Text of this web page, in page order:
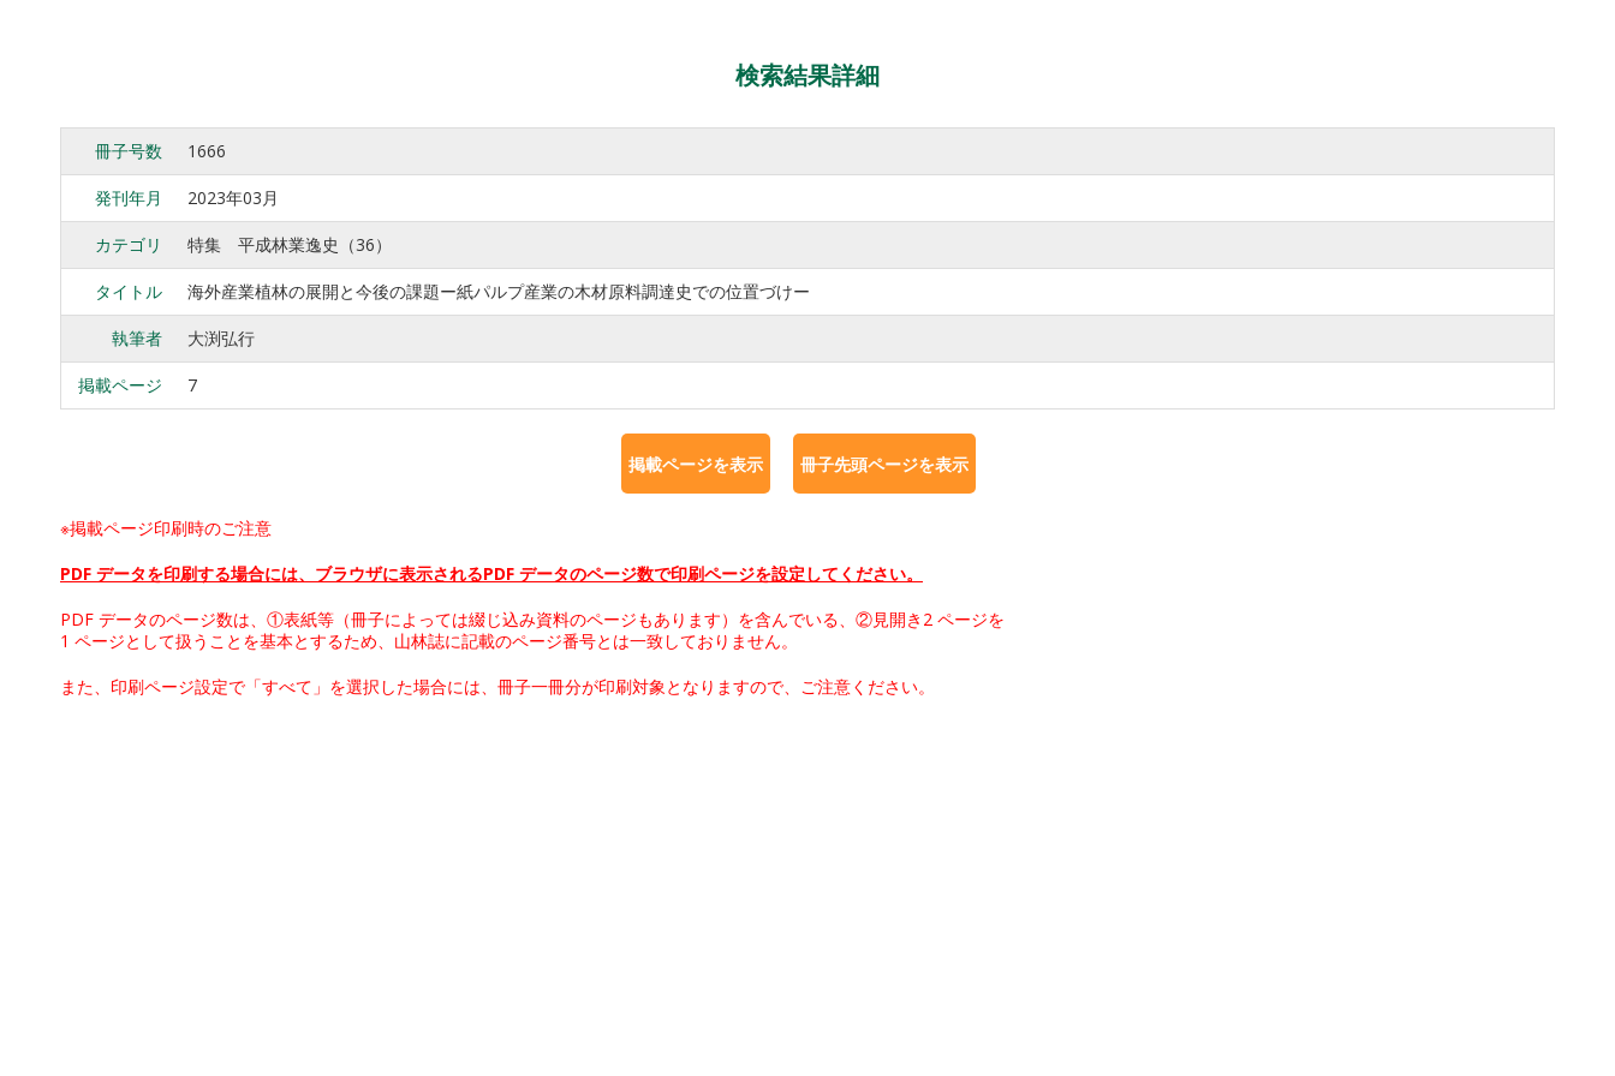
検索結果詳細
冊子号数 1666
発刊年月 2023年03月
カテゴリ 特集 平成林業逸史（36）
タイトル 海外産業植林の展開と今後の課題ー紙パルプ産業の木材原料調達史での位置づけー
執筆者 大渕弘行
掲載ページ 7
※掲載ページ印刷時のご注意
PDF データを印刷する場合には、ブラウザに表示されるPDF データのページ数で印刷ページを設定してください。
PDF データのページ数は、①表紙等（冊子によっては綴じ込み資料のページもあります）を含んでいる、②見開き2 ページを
1 ページとして扱うことを基本とするため、山林誌に記載のページ番号とは一致しておりません。
また、印刷ページ設定で「すべて」を選択した場合には、冊子一冊分が印刷対象となりますので、ご注意ください。